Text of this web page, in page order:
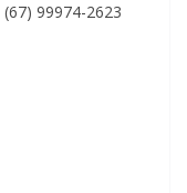
99974-2623